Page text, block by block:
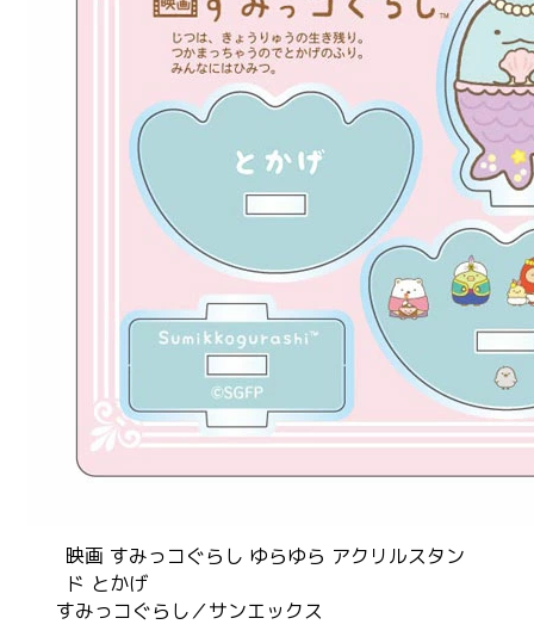
映画 すみっコぐらし ゆらゆら アクリルスタン
ド とかげ
すみっコぐらし／サンエックス